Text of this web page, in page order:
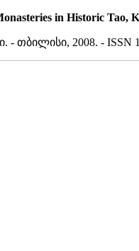
in Historic Tao,
- თბილისი, 2008. - ISSN